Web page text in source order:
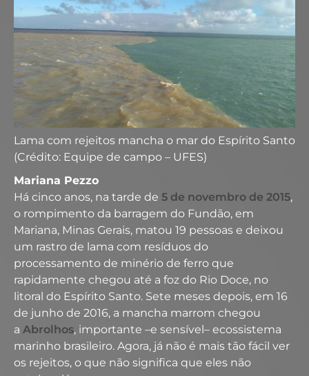
Lama com rejeitos mancha o mar do Espírito Santo
(Crédito: Equipe de campo – UFES)
Mariana Pezzo
Há cinco anos, na tarde de 5 de novembro de 2015,
o rompimento da barragem do Fundão, em
Mariana, Minas Gerais, matou 19 pessoas e deixou
um rastro de lama com resíduos do
processamento de minério de ferro que
rapidamente chegou até a foz do Rio Doce, no
litoral do Espírito Santo. Sete meses depois, em 16
de junho de 2016, a mancha marrom chegou
a Abrolhos, importante –e sensível– ecossistema
marinho brasileiro. Agora, já não é mais tão fácil ver
os rejeitos, o que não significa que eles não